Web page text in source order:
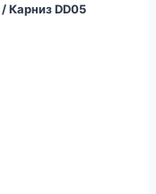
/Карниз DD05